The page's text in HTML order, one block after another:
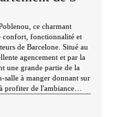
ce charmant
confort, fonctionnalité et
Barcelone. Situé au
agencement et par la
une grande partie de la
salle à manger donnant sur
profiter de l'ambiance
logement conçu pour le